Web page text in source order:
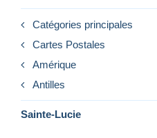
Catégories principales
Cartes Postales
Amérique
Antilles
Sainte-Lucie